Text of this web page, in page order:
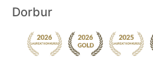
Dorbur